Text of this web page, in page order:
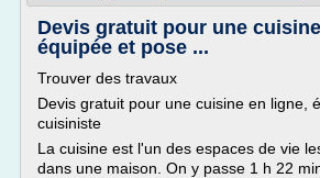
Devis gratuit pour une
équipée et pose ...
Trouver des travaux
Devis gratuit pour une cuisine en ligne,
cuisiniste
La cuisine est l'un des espaces de vie
dans une maison. On y passe 1 h 22